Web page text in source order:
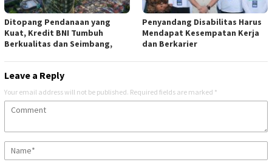
Ditopang Pendanaan yang
Kuat, Kredit BNI Tumbuh
Berkualitas dan Seimbang,
Penyandang Disabilitas Harus
Mendapat Kesempatan Kerja
dan Berkarier
Leave a Reply
Your email address will not be published. Required fields are marked *